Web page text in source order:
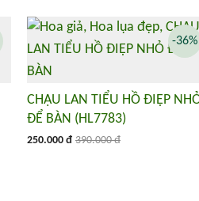
CHẬU LAN TIỂU HỒ ĐIỆP
ĐỂ BÀN (HL7783)
250.000 đ 390.000 đ
-36%